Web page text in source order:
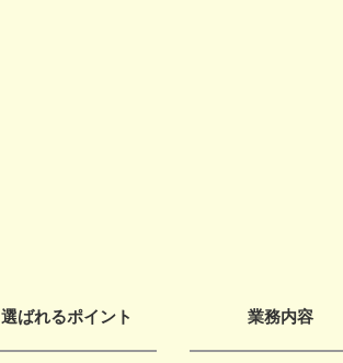
選ばれるポイント 業務内容